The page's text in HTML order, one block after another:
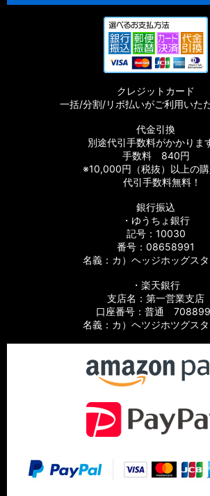
クレジットカード
一括/分割/リボ払いがご利用いた
代金引換
別途代引手数料がかかりま
手数料 840円
※10,000円（税抜）以上の
代引手数料無料！
銀行振込
・ゆうちょ銀行
記号：10030
番号：08658991
名義：カ）ヘッジホッグス
・楽天銀行
支店名：第一営業支店
口座番号：普通
名義：カ）ヘツジホツグス